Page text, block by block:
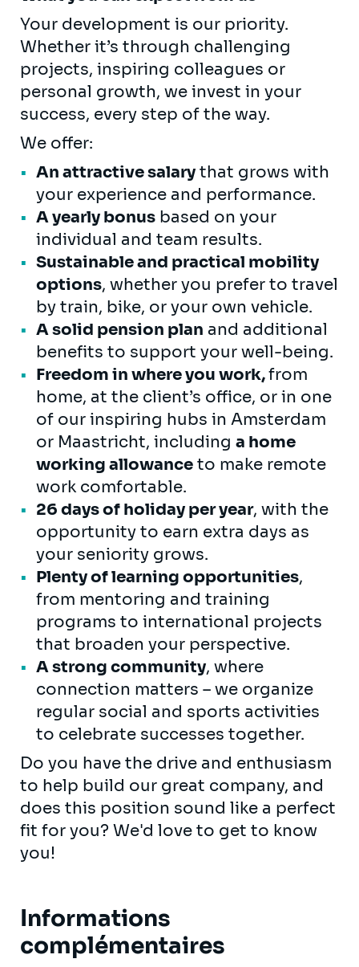
Your development is our priority.
Whether it’s through challenging
projects, inspiring colleagues or
personal growth, we invest in your
success, every step of the way.
We offer:
An attractive salary that grows with
your experience and performance.
A yearly bonus based on your
individual and team results.
Sustainable and practical mobility
options, whether you prefer to travel
by train, bike, or your own vehicle.
A solid pension plan and additional
benefits to support your well-being.
Freedom in where you work,from
home, at the client’s office, or in one
of our inspiring hubs in Amsterdam
or Maastricht, including a home
working allowance to make remote
work comfortable.
26 days of holiday per year, with the
opportunity to earn extra days as
your seniority grows.
Plenty of learning opportunities,
from mentoring and training
programs to international projects
that broaden your perspective.
A strong community, where
connection matters – we organize
regular social and sports activities
to celebrate successes together.
Do you have the drive and enthusiasm
to help build our great company, and
does this position sound like a perfect
fit for you? We'd love to get to know
you!
Informations
complémentaires